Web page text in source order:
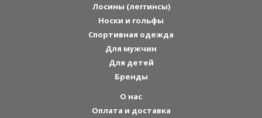
Лосины (леггинсы)
Носки и гольфы
Спортивная одежда
Для мужчин
Для детей
Бренды
О нас
Оплата и доставка